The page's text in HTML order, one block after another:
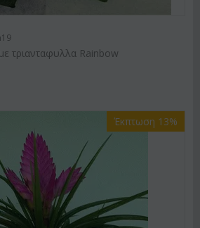
τριανταφυλλα Rainbow
Έκπτωση 13%